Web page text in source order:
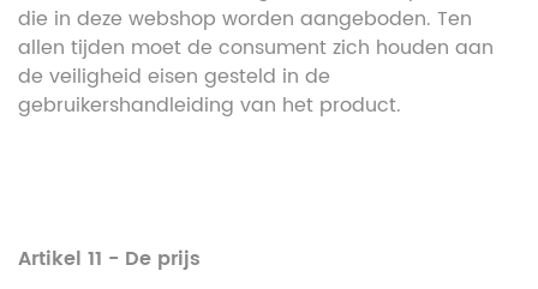
die in deze webshop worden aangeboden. Ten
allen tijden moet de consument zich houden aan
de veiligheid eisen gesteld in de
gebruikershandleiding van het product.
Artikel 11 - De prijs